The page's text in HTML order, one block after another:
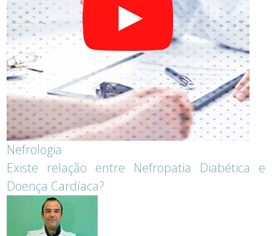
Nefrologia
Existe relação entre Nefropatia Diabética e
Doença Cardíaca?